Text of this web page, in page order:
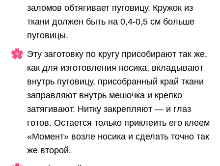
заломов обтягивает пуговицу. Кружок из
ткани должен быть на 0,4-0,5 см больше
пуговицы.
Эту заготовку по кругу присобирают так же,
как для изготовления носика, вкладывают
внутрь пуговицу, присобранный край ткани
заправляют внутрь мешочка и крепко
затягивают. Нитку закрепляют — и глаз
готов. Остается только приклеить его клеем
«Момент» возле носика и сделать точно так
же второй.